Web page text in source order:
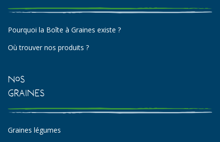
Pourquoi la Boîte à Graines existe ?
Où trouver nos produits ?
Nos
Graines
Graines légumes